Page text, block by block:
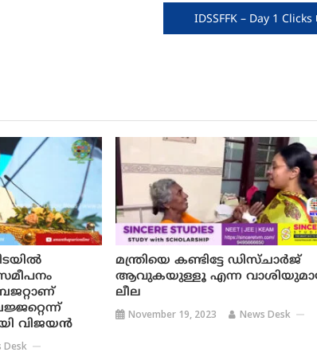
IDSSFFK – Day 1 Clicks
വിജയന്‍
Desk
മന്ത്രിയെ കണ്ടിട്ടേ ഡിസ്ചാര്‍ജ്
ആവുകയുള്ളൂ എന്ന
ലീല
November 19, 2023 News Desk